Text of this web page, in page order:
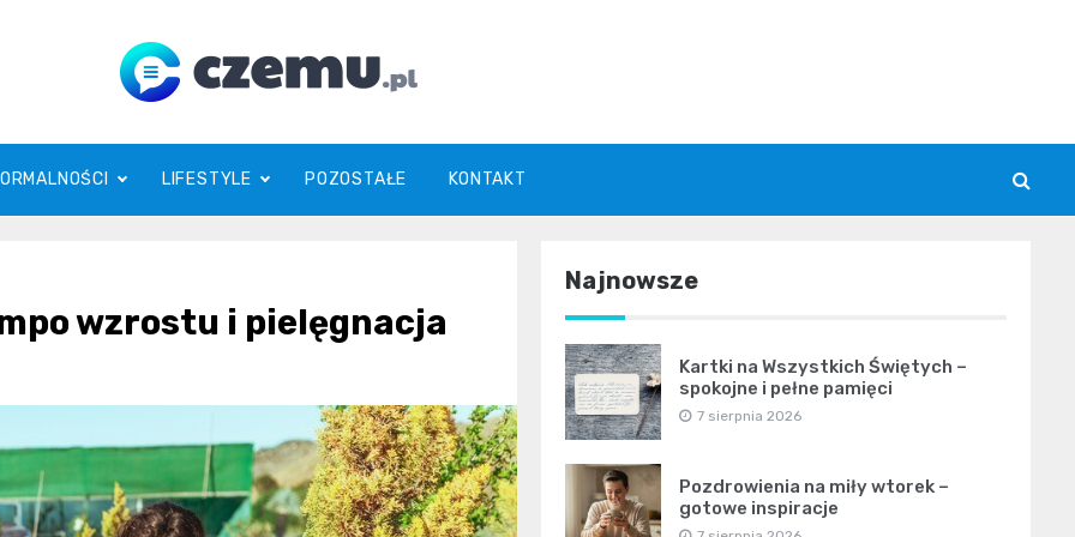
czemu.pl
LIFESTYLE POZOSTAŁE KONTAKT
wzrostu i pielęgnacja
Najnowsze
Kartki na Wszystkich Świętych –
spokojne i pełne pamięci
7 sierpnia 2026
Pozdrowienia na miły wtorek –
gotowe inspiracje